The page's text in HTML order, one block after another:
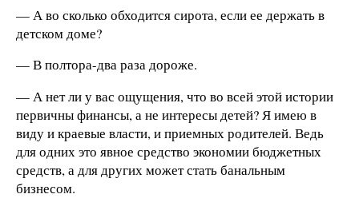
— А во сколько обходится сирота, если ее держать в
детском доме?
— В полтора-два раза дороже.
— А нет ли у вас ощущения, что во всей этой истории
первичны финансы, а не интересы детей? Я имею в
виду и краевые власти, и приемных родителей. Ведь
для одних это явное средство экономии бюджетных
средств, а для других может стать банальным
бизнесом.